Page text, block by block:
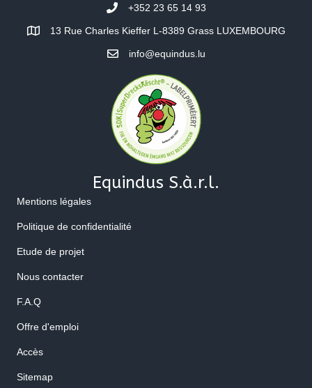
+352 23 65 14 93
13 Rue Charles Kieffer L-8389 Grass LUXEMBOURG
info@equindus.lu
Equindus S.à.r.l.
Mentions légales
Politique de confidentialité
Etude de projet
Nous contacter
F.A.Q
Offre d'emploi
Accès
Sitemap